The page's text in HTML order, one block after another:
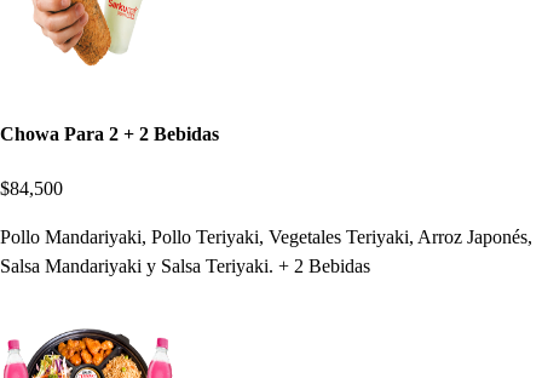
Chowa Para 2 + 2 Bebidas
$84,500
Pollo Mandariyaki, Pollo Teriyaki, Vegetales Teriyaki, Arroz Japonés,
Salsa Mandariyaki y Salsa Teriyaki. + 2 Bebidas